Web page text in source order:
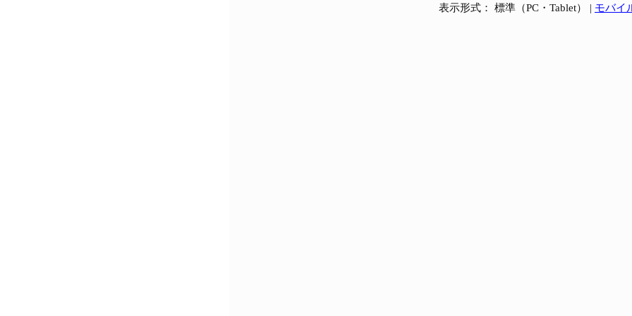
表示形式： 標準（PC・Tablet） | モバイ